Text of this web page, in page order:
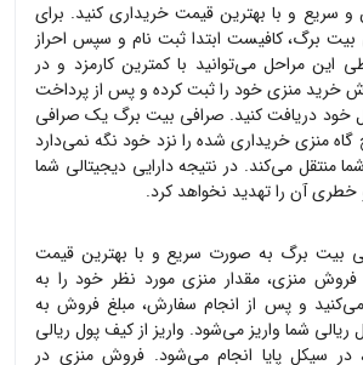
سریع و با بهترین قیمت خریداری کنید. برای
برگ، کافیست ابتدا ثبت نام و سپس احراز
مراحل می‌توانید با کمترین کارمزد و در
خرید منزیخود را ثبت کرده و پس از پرداخت
خود دریافت کنید. صرافی بیت برگ یک صرافی
منزیخریداری شده را نزد خود نگه نمی‌دارد
منتقل می‌کند. در نتیجه دارایی دیجیتالی شما
آن را تهدید نخواهد کرد.
بیت برگ به صورت سریع و با بهترین قیمت
فروش منزی، مقدار منزیمورد نظر خود را به
و پس از انجام سفارش، مبلغ فروش به
شما واریز می‌شود. واریز از کیف پول ریالی
در سیکل پایا انجام می‌شود. فروشمنزی در